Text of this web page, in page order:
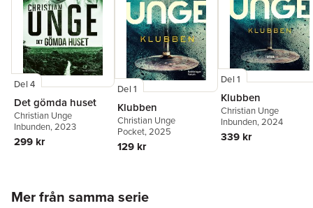
Del 4
Det gömda huset
Christian Unge
Inbunden, 2023
299 kr
Del 1
Klubben
Christian Unge
Pocket, 2025
129 kr
Del 1
Klubben
Christian Unge
Inbunden, 2024
339 kr
Mer från samma serie